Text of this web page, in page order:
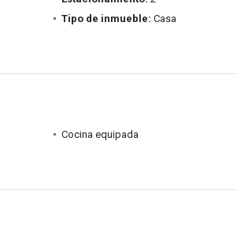
Tipo de inmueble: Casa
Cocina equipada